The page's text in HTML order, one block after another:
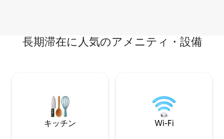
長期滞在に人気のアメニティ・設備
キッチン Wi-Fi